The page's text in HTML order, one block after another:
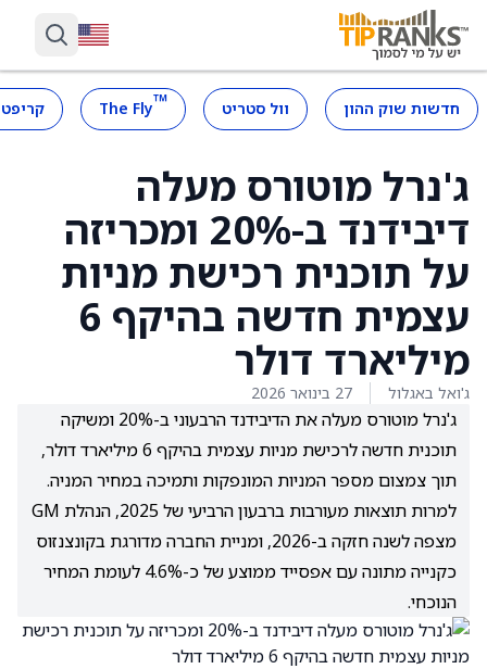
חדשות שוק ההון וול סטריט ™
The Fly
ג'נרל מוטורס מעלה
דיבידנד ב-20% ומכריזה
על תוכנית רכישת מניות
עצמית חדשה בהיקף 6
מיליארד דולר
ג'ואל באגלול 27 בינואר 2026
ג'נרל מוטורס מעלה את הדיבידנד הרבעוני ב-20% ומשיקה
תוכנית חדשה לרכישת מניות עצמית בהיקף 6 מיליארד דולר,
תוך צמצום מספר המניות המונפקות ותמיכה במחיר המניה.
למרות תוצאות מעורבות ברבעון הרביעי של 2025, הנהלת GM
מצפה לשנה חזקה ב-2026, ומניית החברה מדורגת בקונצנזוס
כקנייה מתונה עם אפסייד ממוצע של כ-4.6% לעומת המחיר
הנוכחי.